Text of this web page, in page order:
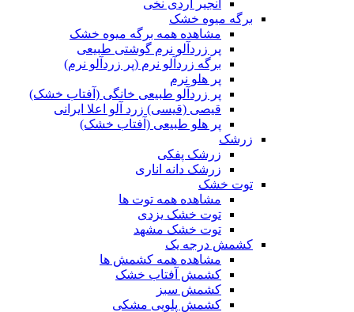
انجیر آردی نخی
برگه میوه خشک
مشاهده همه برگه میوه خشک
پر زردآلو نرم گوشتی طبیعی
برگه زردآلو نرم (پر زردآلو نرم)
پر هلو نرم
پر زردآلو طبیعی خانگی (آفتاب خشک)
قیصی (قیسی) زرد آلو اعلا ایرانی
پر هلو طبیعی (آفتاب خشک)
زرشک
زرشک پفکی
زرشک دانه اناری
توت خشک
مشاهده همه توت ها
توت خشک یزدی
توت خشک مشهد
کشمش درجه یک
مشاهده همه کشمش ها
کشمش آفتاب خشک
کشمش سبز
کشمش پلویی مشکی